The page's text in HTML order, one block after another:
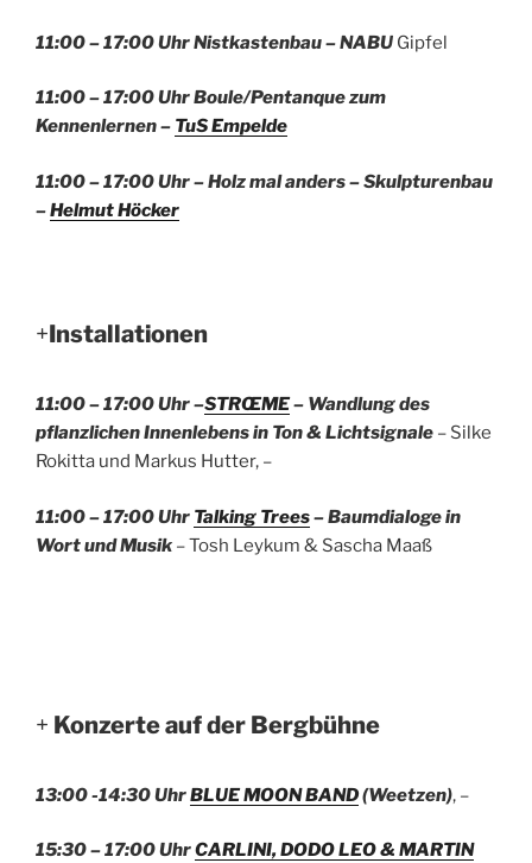
11:00 – 17:00 Uhr Nistkastenbau – NABU Gipfel
11:00 – 17:00 Uhr Boule/Pentanque zum
Kennenlernen – TuS Empelde
11:00 – 17:00 Uhr – Holz mal anders – Skulpturenbau
–Helmut Höcker
+Installationen
11:00 – 17:00 Uhr –STRŒME– Wandlung des
pflanzlichen Innenlebens in Ton & Lichtsignale – Silke
Rokitta und Markus Hutter, –
11:00 – 17:00 Uhr Talking Trees– Baumdialoge in
Wort und Musik – Tosh Leykum & Sascha Maaß
+ Konzerte auf der Bergbühne
13:00 -14:30 UhrBLUE MOON BAND(Weetzen), –
15:30 – 17:00 UhrCARLINI, DODO LEO & MARTIN